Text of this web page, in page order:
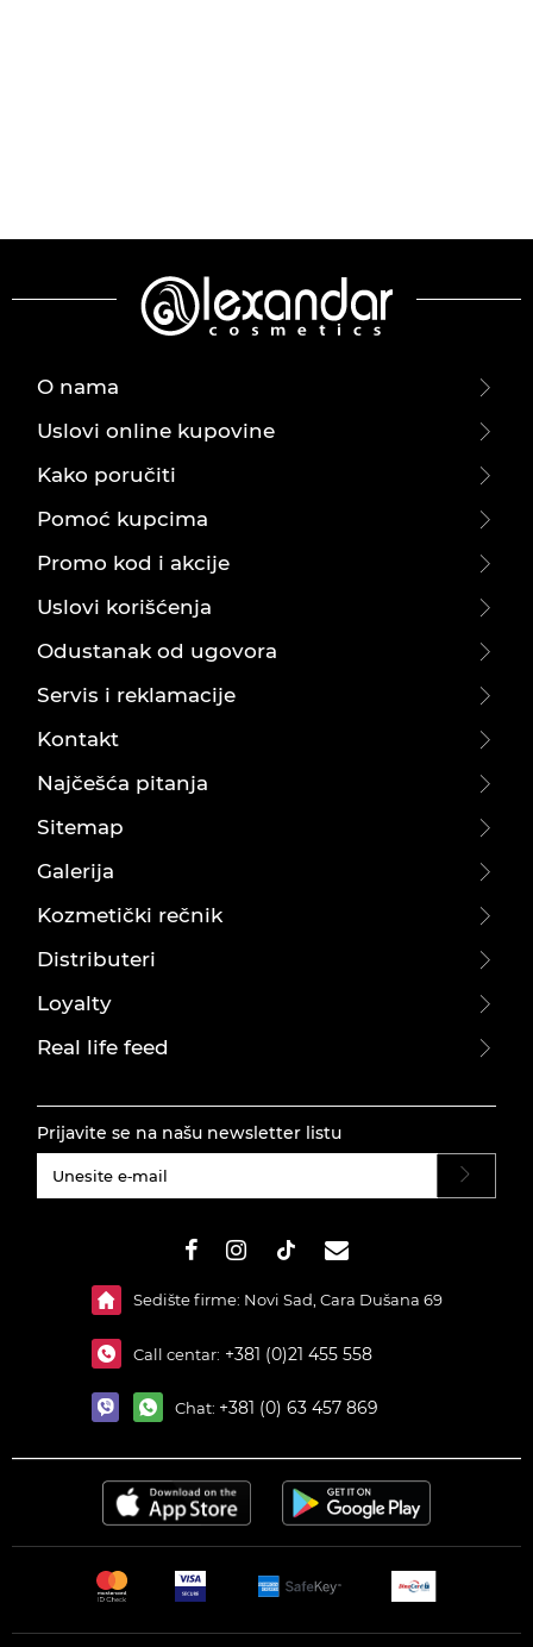
O nama
Uslovi online kupovine
Kako poručiti
Pomoć kupcima
Promo kod i akcije
Uslovi korišćenja
Odustanak od ugovora
Servis i reklamacije
Kontakt
Najčešća pitanja
Sitemap
Galerija
Kozmetički rečnik
Distributeri
Loyalty
Real life feed
Prijavite se na našu newsletter listu
Sedište firme: Novi Sad, Cara Dušana 69
Call centar: +381 (0)21 455 558
Chat: +381 (0) 63 457 869